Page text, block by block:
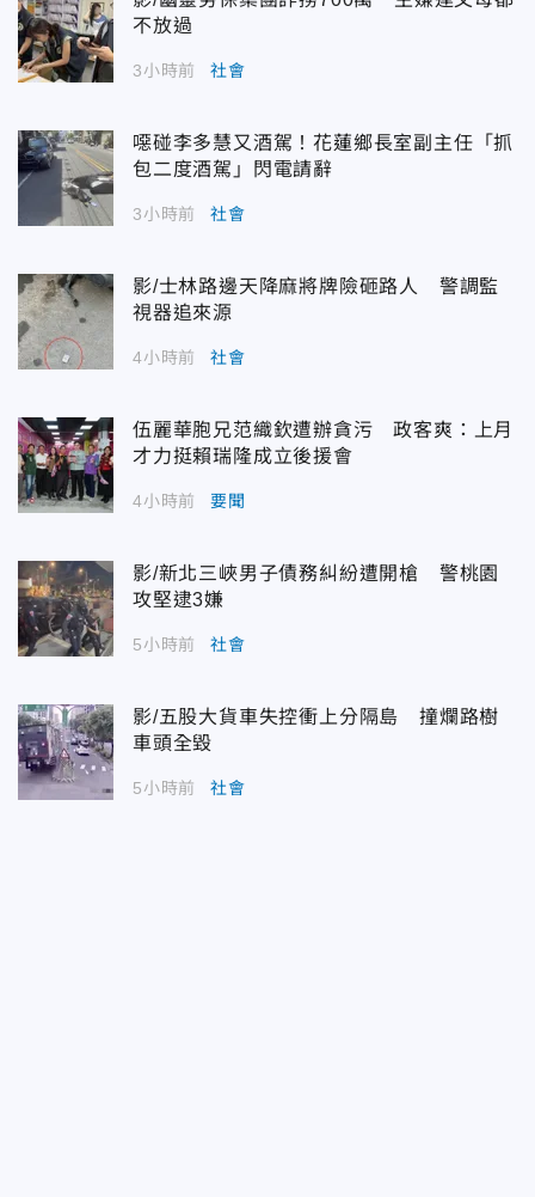
不放過
3小時前 社會
噁碰李多慧又酒駕！花蓮鄉長室副主任「抓
包二度酒駕」閃電請辭
3小時前 社會
影/士林路邊天降麻將牌險砸路人 警調監
視器追來源
4小時前 社會
伍麗華胞兄范織欽遭辦貪污 政客爽：上月
才力挺賴瑞隆成立後援會
4小時前 要聞
影/新北三峽男子債務糾紛遭開槍 警桃園
攻堅逮3嫌
5小時前 社會
影/五股大貨車失控衝上分隔島 撞爛路樹
車頭全毀
5小時前 社會